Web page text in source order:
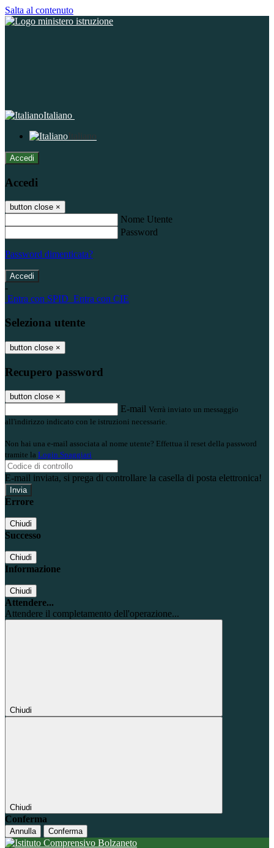
Salta al contenuto
Italiano
Italiano
Accedi
Accedi
button close ×
Nome Utente
Password
Password dimenticata?
-
Entra con SPID Entra con CIE
Seleziona utente
button close ×
Recupero password
button close ×
E-mail Verrà inviato un messaggio
all'indirizzo indicato con le istruzioni necessarie.
Non hai una e-mail associata al nome utente? Effettua il reset della password
tramite la Login Spaggiari
E-mail inviata, si prega di controllare la casella di posta elettronica!
Errore
Chiudi
Successo
Chiudi
Informazione
Chiudi
Attendere...
Attendere il completamento dell'operazione...
Chiudi
Chiudi
Conferma
Annulla Conferma